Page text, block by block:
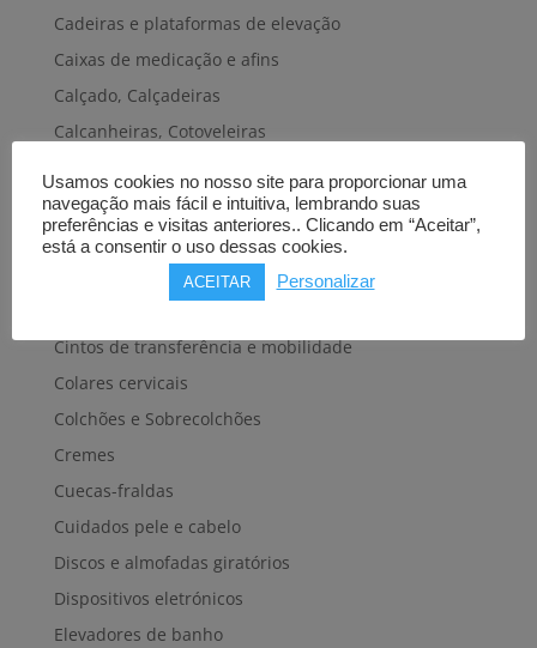
Cadeiras e plataformas de elevação
Caixas de medicação e afins
Calçado, Calçadeiras
Calcanheiras, Cotoveleiras
Carros hospitalares
Cestas, Arneses
Cintos de transferência e mobilidade
Colares cervicais
Colchões e Sobrecolchões
Cremes
Cuecas-fraldas
Cuidados pele e cabelo
Discos e almofadas giratórios
Dispositivos eletrónicos
Elevadores de banho
Usamos cookies no nosso site para proporcionar uma
navegação mais fácil e intuitiva, lembrando suas
preferências e visitas anteriores.. Clicando em “Aceitar”,
está a consentir o uso dessas cookies.
ACEITAR Personalizar